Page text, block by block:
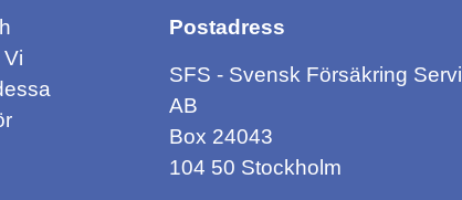
Postadress
SFS - Svensk Försäkring
AB
Box 24043
104 50 Stockholm